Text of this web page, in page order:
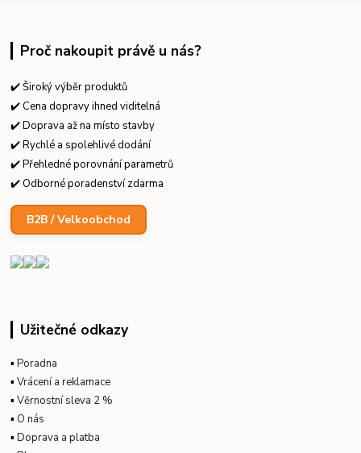
Proč nakoupit právě u nás?
✔️ Široký výběr produktů
✔️ Cena dopravy ihned viditelná
✔️ Doprava až na místo stavby
✔️ Rychlé a spolehlivé dodání
✔️ Přehledné porovnání parametrů
✔️ Odborné poradenství zdarma
B2B / Velkoobchod
Užitečné odkazy
▪Poradna
▪Vrácení a reklamace
▪Věrnostní sleva 2 %
▪ O nás
▪Doprava a platba